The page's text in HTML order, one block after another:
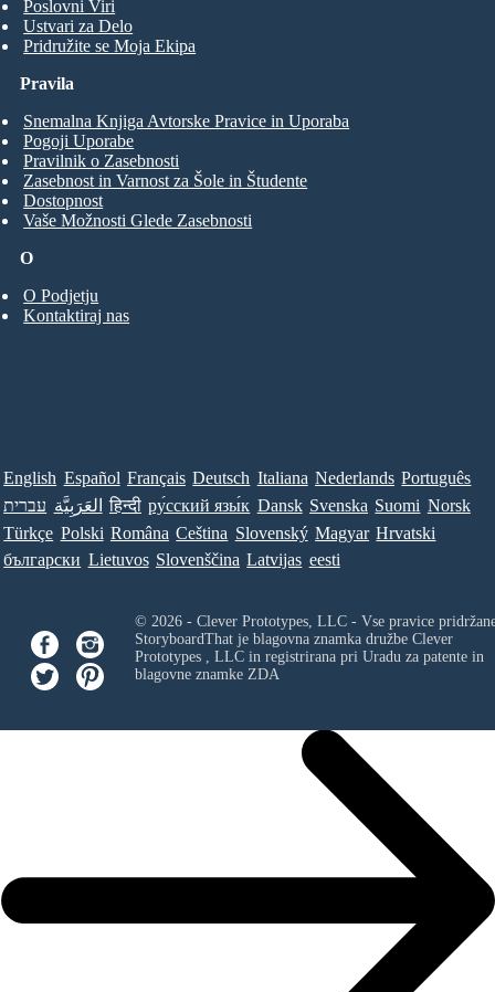
Poslovni Viri
Ustvari za Delo
Pridružite se Moja Ekipa
O
O Podjetju
Kontaktiraj nas
Pravila
Snemalna Knjiga Avtorske Pravice in Uporaba
Pogoji Uporabe
Pravilnik o Zasebnosti
Zasebnost in Varnost za Šole in Študente
Dostopnost
Vaše Možnosti Glede Zasebnosti
English Español Français Deutsch Italiana Nederlands Português
עברית العَرَبِيَّة हिन्दी ру́сский язы́к Dansk Svenska Suomi Norsk
Türkçe Polski Româna Ceština Slovenský Magyar Hrvatski
български Lietuvos Slovenščina Latvijas eesti
© 2026 - Clever Prototypes, LLC - Vse pravice
StoryboardThat je blagovna znamka družbe Clever
Prototypes , LLCin registrirana pri Uradu za patente in
blagovne znamke ZDA